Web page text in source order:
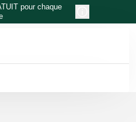
pour chaque